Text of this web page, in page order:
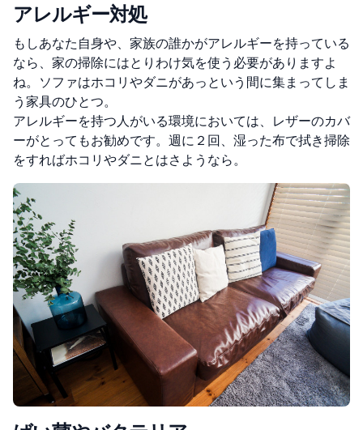
アレルギー対処
もしあなた自身や、家族の誰かがアレルギーを持っている
なら、家の掃除にはとりわけ気を使う必要がありますよ
ね。ソファはホコリやダニがあっという間に集まってしま
う家具のひとつ。
アレルギーを持つ人がいる環境においては、レザーのカバ
ーがとってもお勧めです。週に２回、湿った布で拭き掃除
をすればホコリやダニとはさようなら。